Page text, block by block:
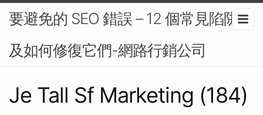
要避免的 SEO 錯誤 – 12 個常見陷阱以
及如何修復它們-網路行銷公司
Je Tall Sf Marketing (184)